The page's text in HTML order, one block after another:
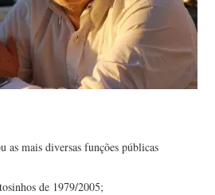
as mais diversas funções públicas
de 1979/2005;